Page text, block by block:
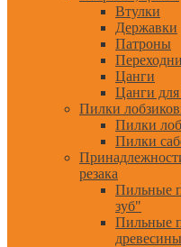
Втулки
Державки
Патроны
Цанги
Цанги
Пилки
Пилки
Пилки
резака
Пильные
зуб"
Пильные
древесины